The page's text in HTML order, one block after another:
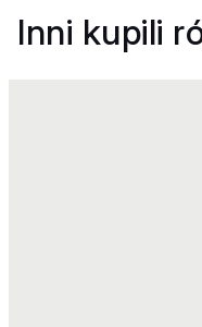
Inni kupili